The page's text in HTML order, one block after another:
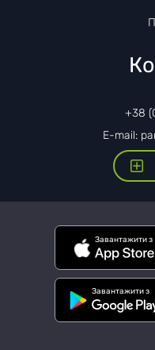
+38
E-mail:
Завантажити з
Завантажити з